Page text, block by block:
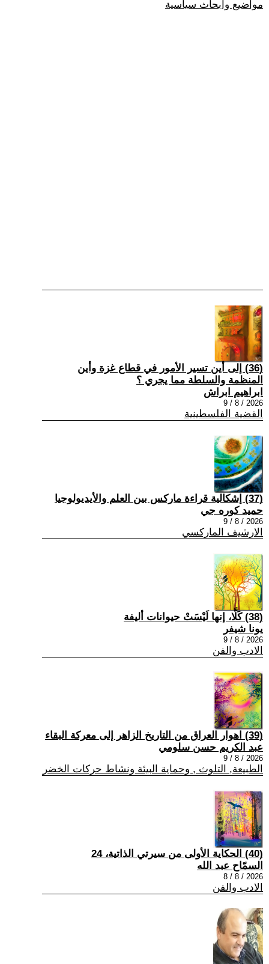
مواضيع وابحاث سياسية
(36) إلى أين تسير الأمور في قطاع غزة وأين
المنظمة والسلطة مما يجري ؟
ابراهيم ابراش
2026 / 8 / 9
القضية الفلسطينية
(37) إشكالية قراءة ماركس بين العلم والأيديولوجيا
حميد كوره جي
2026 / 8 / 9
الارشيف الماركسي
(38) كَلَّا، إنها لَيْسَتْ حيوانات أليفة
يونا شيفر
2026 / 8 / 9
الادب والفن
(39) اهوار العراق من التاريخ الزاهر إلى معركة البقاء
عبد الكريم حسن سلومي
2026 / 8 / 9
الطبيعة, التلوث , وحماية البيئة ونشاط حركات الخضر
(40) الحكاية الأولى من سيرتي الذاتية، 24
السمّاح عبد الله
2026 / 8 / 8
الادب والفن